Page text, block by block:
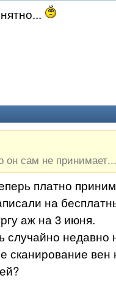
он сам не принимает...
платно
на
аж на 3 июня.
случайно недавно
сканирование